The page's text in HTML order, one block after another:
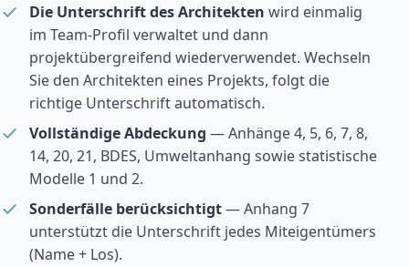
Die Unterschrift des Architekten wird einmalig
im Team-Profil verwaltet und dann
projektübergreifend wiederverwendet. Wechseln
Sie den Architekten eines Projekts, folgt die
richtige Unterschrift automatisch.
Vollständige Abdeckung — Anhänge 4, 5, 6, 7, 8,
14, 20, 21, BDES, Umweltanhang sowie statistische
Modelle 1 und 2.
Sonderfälle berücksichtigt— Anhang 7
unterstützt die Unterschrift jedes Miteigentümers
(Name + Los).